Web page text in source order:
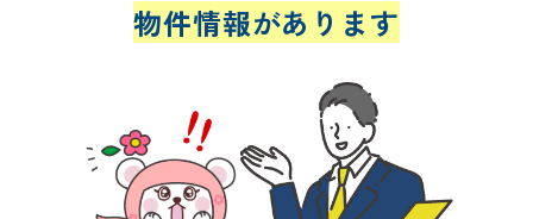
物件情報があります